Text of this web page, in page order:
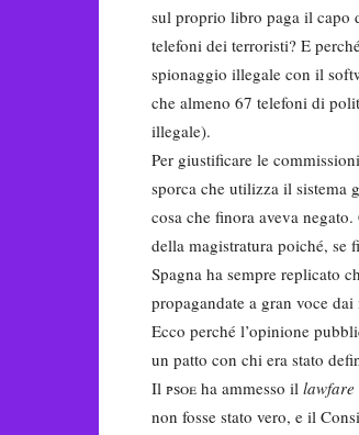
sul proprio libro paga il capo
telefoni dei terroristi? E
spionaggio illegale con il
che almeno 67 telefoni di
illegale).
Per giustificare le
sporca che utilizza il sistema
cosa che finora aveva
della magistratura poiché, se
Spagna ha sempre replicato
propagandate a gran voce dai
Ecco perché l’opinione
un patto con chi era stato
Il psoe ha ammesso il lawfare
non fosse stato vero, e il